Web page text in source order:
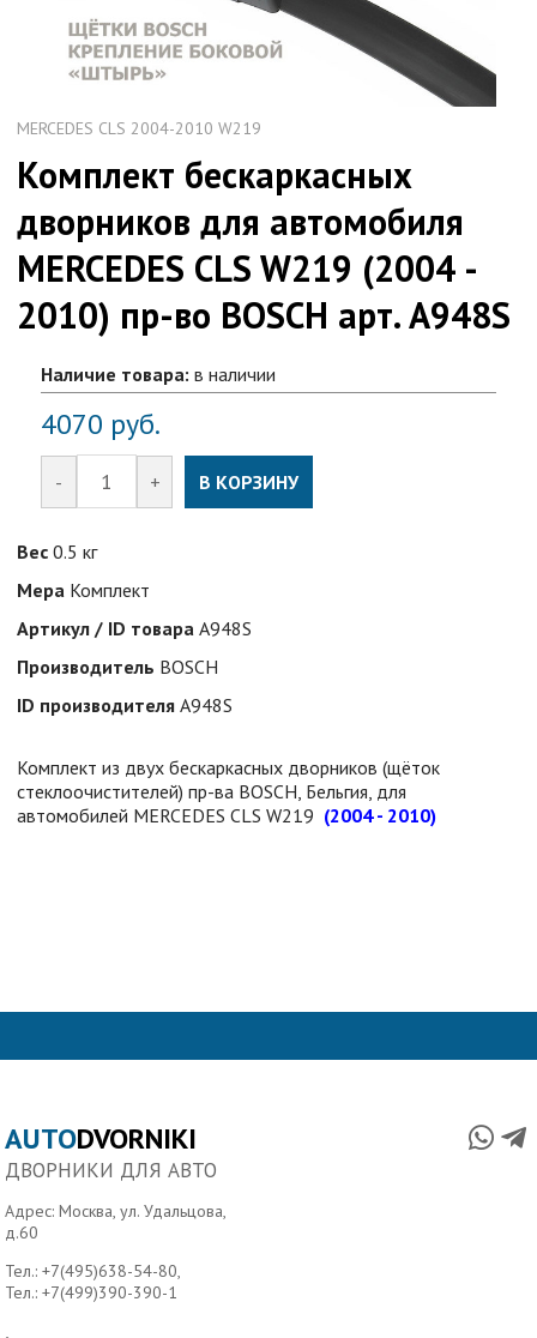
MERCEDES CLS 2004-2010 W219
Комплект бескаркаcных
дворников для автомобиля
MERCEDES CLS W219 (2004 -
2010) пр-во BOSCH арт. A948S
Наличие товара: в наличии
4070 руб.
- + В КОРЗИНУ
Вес 0.5 кг
Мера Комплект
Артикул / ID товара A948S
Производитель BOSCH
ID производителя A948S
Комплект из двух бескаркаcных дворников (щёток
стеклоочистителей) пр-ва BOSCH, Бельгия, для
автомобилей MERCEDESCLS W219 (2004 - 2010)
AUTODVORNIKI
ДВОРНИКИ ДЛЯ АВТО
Адрес: Москва, ул. Удальцова,
д.60
Тел.:+7(495)638-54-80,
Тел.:+7(499)390-390-1